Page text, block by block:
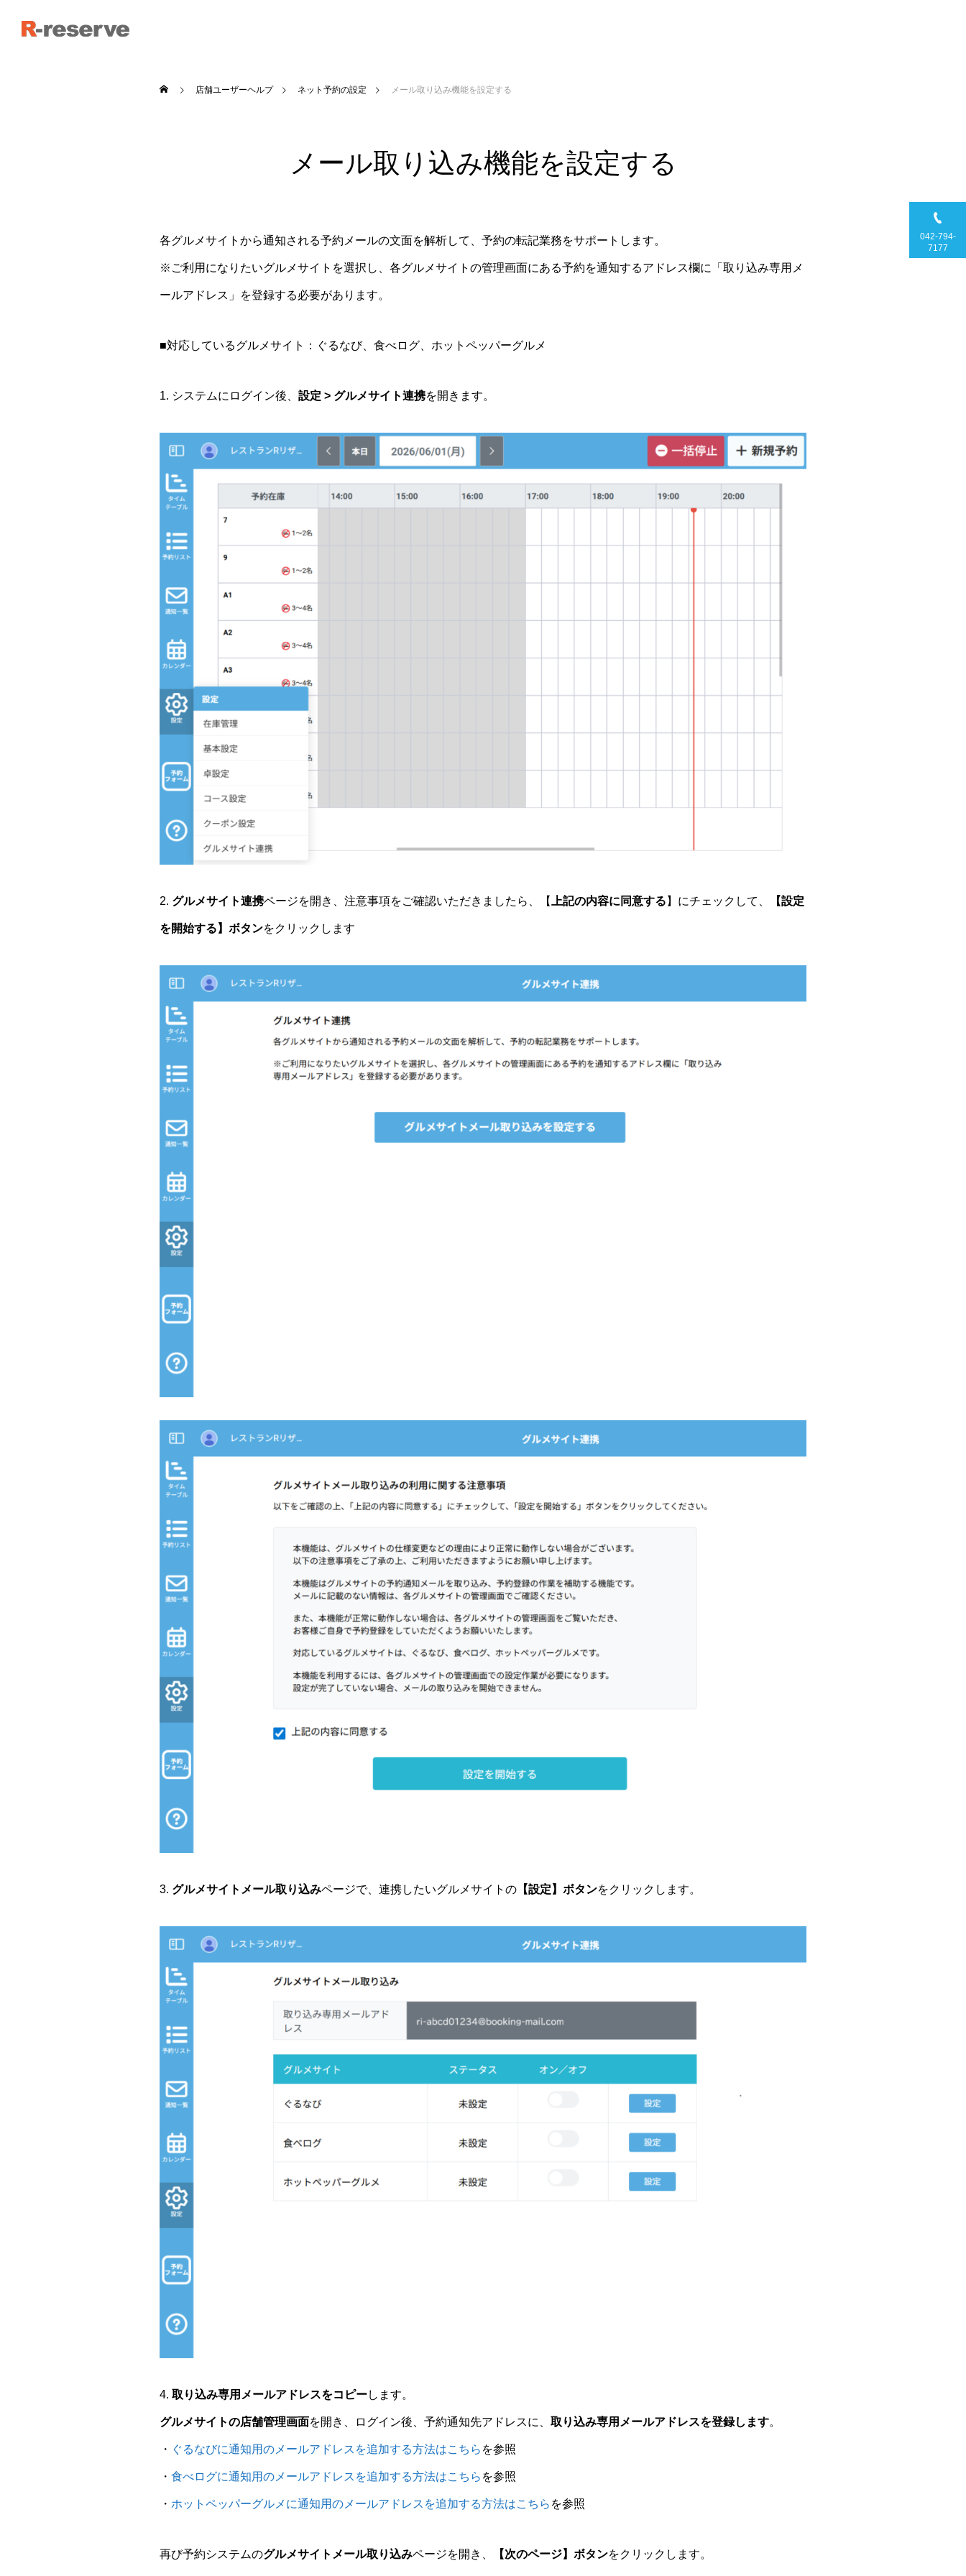
店舗ユーザーヘルプ ネット予約の設定 メール取り込み機能を設定する
メール取り込み機能を設定する
各グルメサイトから通知される予約メールの文面を解析して、予約の転記業務をサポートします。
※ご利用になりたいグルメサイトを選択し、各グルメサイトの管理画面にある予約を通知するアドレス欄に「取り込み専用メ
ールアドレス」を登録する必要があります。
■対応しているグルメサイト：ぐるなび、食べログ、ホットペッパーグルメ
1. システムにログイン後、 設定 > グルメサイト連携を開きます。
2. グルメサイト連携ページを開き、注意事項をご確認いただきましたら、【 上記の内容に同意する 】にチェックして、 【設定
を開始する】ボタンをクリックします
3. グルメサイトメール取り込みページで、連携したいグルメサイトの 【設定】ボタンをクリックします。
4. 取り込み専用メールアドレスをコピーします。
グルメサイトの店舗管理画面を開き、ログイン後、予約通知先アドレスに、 取り込み専用メールアドレスを登録します。
・ ぐるなびに通知用のメールアドレスを追加する方法はこちら を参照
・ 食べログに通知用のメールアドレスを追加する方法はこちら を参照
・ ホットペッパーグルメに通知用のメールアドレスを追加する方法はこちら を参照
再び予約システムのグルメサイトメール取り込みページを開き、 【次のページ】ボタンをクリックします。
042-794-
7177